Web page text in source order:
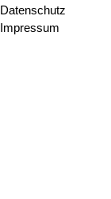
Datenschutz
Impressum